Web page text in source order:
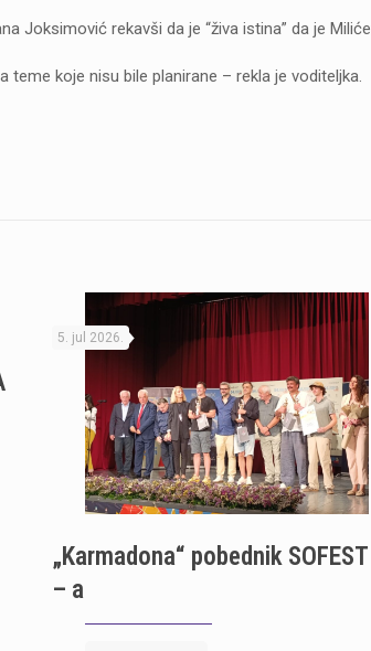
Joksimović rekavši da je “živa istina” da je
teme koje nisu bile planirane – rekla je voditeljka.
5. jul 2026.
„Karmadona“ pobednik SOFEST
– a